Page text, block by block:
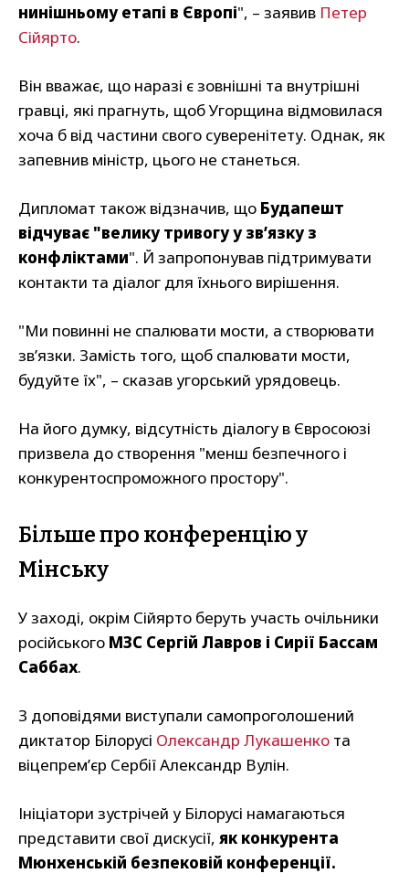
нинішньому етапі в Європі", – заявив Петер
Сійярто.
Він вважає, що наразі є зовнішні та внутрішні
гравці, які прагнуть, щоб Угорщина відмовилася
хоча б від частини свого суверенітету. Однак, як
запевнив міністр, цього не станеться.
Дипломат також відзначив, що Будапешт
відчуває "велику тривогу у зв’язку з
конфліктами". Й запропонував підтримувати
контакти та діалог для їхнього вирішення.
"Ми повинні не спалювати мости, а створювати
зв’язки. Замість того, щоб спалювати мости,
будуйте їх", – сказав угорський урядовець.
На його думку, відсутність діалогу в Євросоюзі
призвела до створення "менш безпечного і
конкурентоспроможного простору".
Більше про конференцію у
Мінську
У заході, окрім Сійярто беруть участь очільники
російського МЗС Сергій Лавров і Сирії Бассам
Саббах.
З доповідями виступали самопроголошений
диктатор Білорусі Олександр Лукашенко та
віцепрем’єр Сербії Александр Вулін.
Ініціатори зустрічей у Білорусі намагаються
представити свої дискусії, як конкурента
Мюнхенській безпековій конференції.